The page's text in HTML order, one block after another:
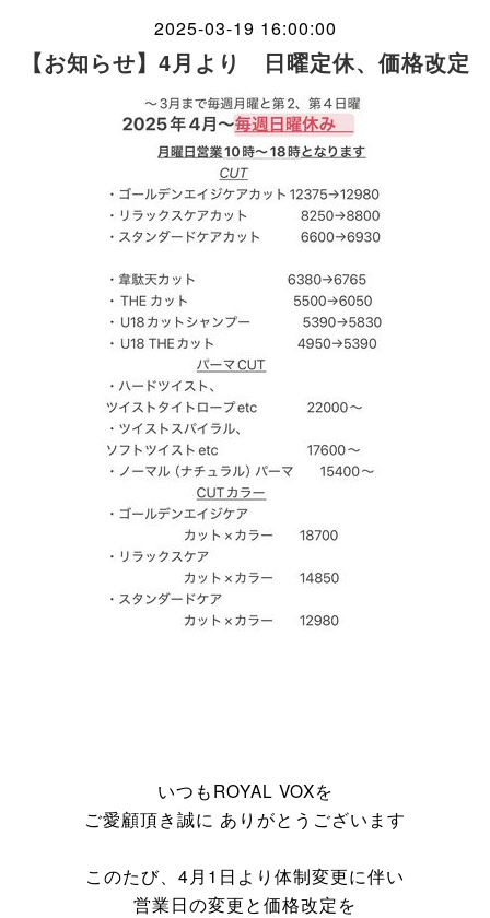
2025-03-19 16:00:00
【お知らせ】4月より 日曜定休、価格改定
いつもROYAL VOXを
ご愛顧頂き誠に ありがとうございます
このたび、4月1日より体制変更に伴い
営業日の変更と価格改定を